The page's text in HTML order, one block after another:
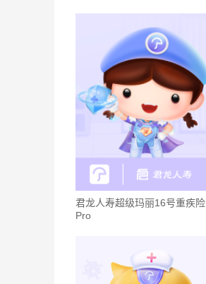
君龙人寿超级玛丽16号重疾险
Pro